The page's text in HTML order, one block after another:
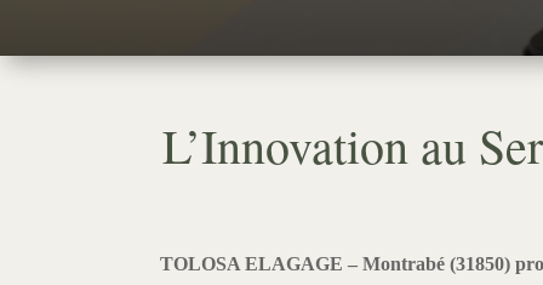
L’Innovation au
TOLOSA ELAGAGE – Montrabé (31850)